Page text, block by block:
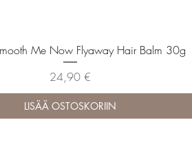
Pikakatselu
Me Now Flyaway Hair Balm 30g
Hinta
24,90 €
LISÄÄ OSTOSKORIIN